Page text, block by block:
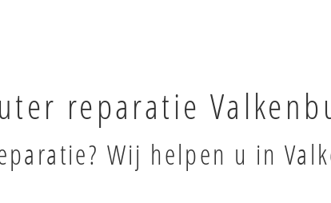
reparatie
Wij helpen u in